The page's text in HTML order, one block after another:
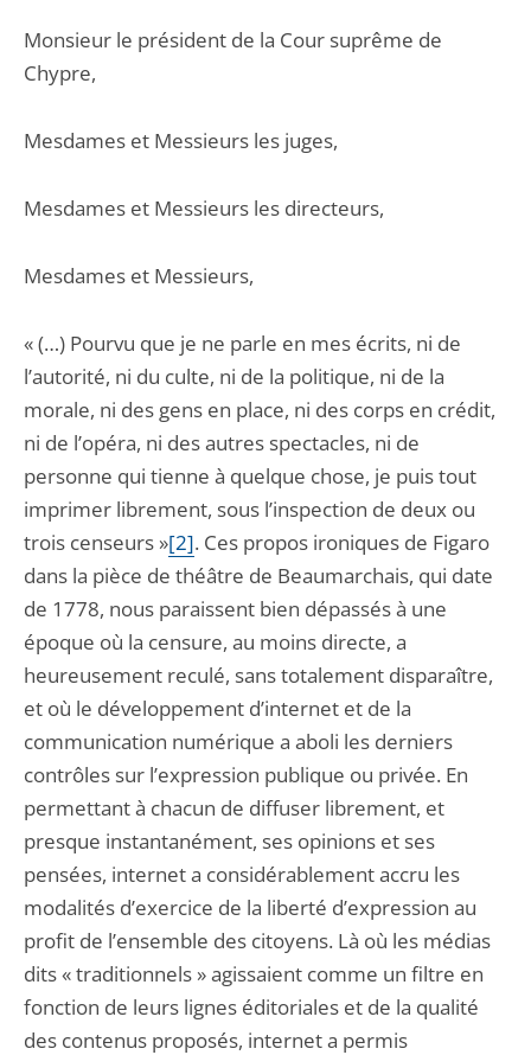
Monsieur le président de la Cour suprême de
Chypre,
Mesdames et Messieurs les juges,
Mesdames et Messieurs les directeurs,
Mesdames et Messieurs,
« (…) Pourvu que je ne parle en mes écrits, ni de
l’autorité, ni du culte, ni de la politique, ni de la
morale, ni des gens en place, ni des corps en crédit,
ni de l’opéra, ni des autres spectacles, ni de
personne qui tienne à quelque chose, je puis tout
imprimer librement, sous l’inspection de deux ou
trois censeurs »[2]. Ces propos ironiques de Figaro
dans la pièce de théâtre de Beaumarchais, qui date
de 1778, nous paraissent bien dépassés à une
époque où la censure, au moins directe, a
heureusement reculé, sans totalement disparaître,
et où le développement d’internet et de la
communication numérique a aboli les derniers
contrôles sur l’expression publique ou privée. En
permettant à chacun de diffuser librement, et
presque instantanément, ses opinions et ses
pensées, internet a considérablement accru les
modalités d’exercice de la liberté d’expression au
profit de l’ensemble des citoyens. Là où les médias
dits « traditionnels » agissaient comme un filtre en
fonction de leurs lignes éditoriales et de la qualité
des contenus proposés, internet a permis